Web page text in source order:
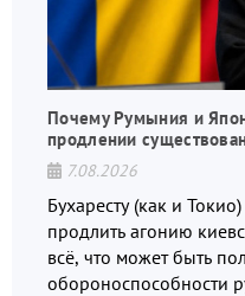
Почему Румыния и
продлении
7.08.2026
Бухаресту (как и
продлить агонию
всё, что может быть
обороноспособности